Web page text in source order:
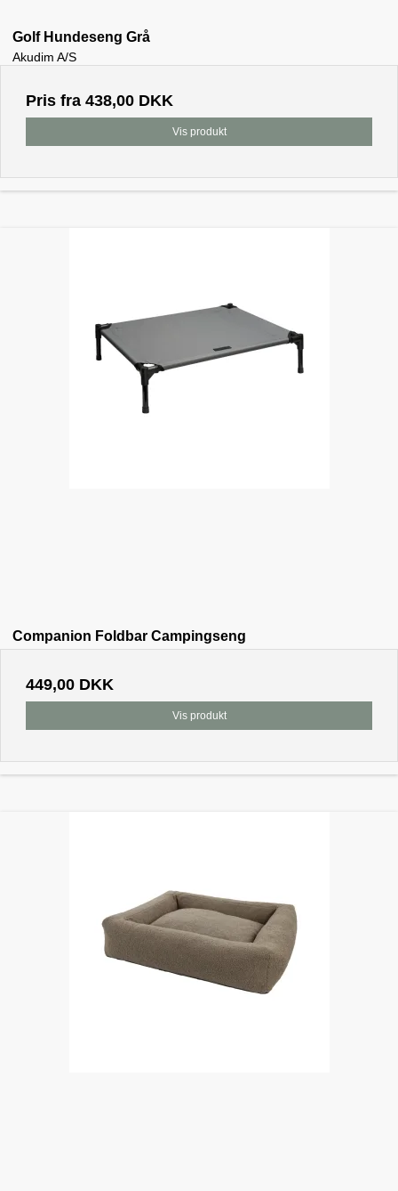
Golf Hundeseng Grå
Akudim A/S
Pris fra 438,00 DKK
Vis produkt
Companion Foldbar Campingseng
449,00 DKK
Vis produkt